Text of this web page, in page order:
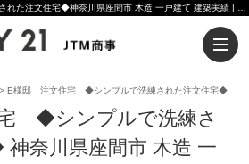
E様邸 注文住宅 ◆シンプルで洗練された注文住宅◆
◆シンプルで洗練さ
奈川県座間市 木造 一